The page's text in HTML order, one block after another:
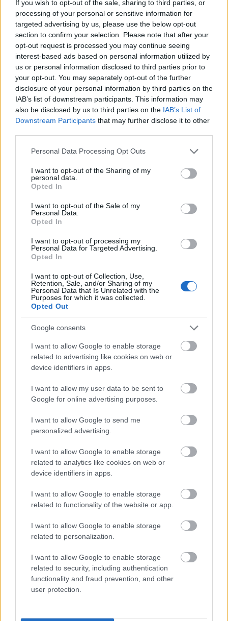
If you wish to opt-out of the sale, sharing to third parties, or
processing of your personal or sensitive information for
targeted advertising by us, please use the below opt-out
section to confirm your selection. Please note that after your
opt-out request is processed you may continue seeing
interest-based ads based on personal information utilized by
us or personal information disclosed to third parties prior to
your opt-out. You may separately opt-out of the further
disclosure of your personal information by third parties on the
IAB’s list of downstream participants. This information may
also be disclosed by us to third parties on the IAB’s List of
Downstream Participants that may further disclose it to other
Please note that this website/app uses one or more Google
not limited to your visit or usage behaviour. You may click to
grant or deny consent to Google and its third-party tags to
use your data for below specified purposes in below Google
consent section.
Personal Data Processing Opt Outs
I want to opt-out of the Sharing of my
personal data.
Opted In
I want to opt-out of the Sale of my
Personal Data.
Opted In
I want to opt-out of processing my
Personal Data for Targeted Advertising.
Opted In
I want to opt-out of Collection, Use,
Retention, Sale, and/or Sharing of my
Personal Data that Is Unrelated with the
Purposes for which it was collected.
Opted Out
Google consents
I want to allow Google to enable storage
related to advertising like cookies on web or
device identifiers in apps.
I want to allow my user data to be sent to
Google for online advertising purposes.
I want to allow Google to send me
personalized advertising.
I want to allow Google to enable storage
related to analytics like cookies on web or
device identifiers in apps.
I want to allow Google to enable storage
related to functionality of the website or app.
I want to allow Google to enable storage
related to personalization.
I want to allow Google to enable storage
related to security, including authentication
functionality and fraud prevention, and other
user protection.
podrían ser titulares.
De Paul y Lino, prácticamente descartados
El Atlético se ha ejercitado este viernes con las ausencias
de Samu Lino y Rodrigo de Paul, quienes siguen
recuperándose de sus lesiones musculares y, salvo
sorpresa, serán baja para el encuentro del lunes ante el
Real Valladolid.
Oblak, Llorente, Lenglet, Giménez, Javi Galán, Koke,
Herzog, fuera de la convocatoria
Las Palmas se mide esta jornada al Getafe en un partido en
el que Diego Martínez se juega el puesto. El técnico de los
ha dejado fuera de la convocatoria a Herzog, titular en los
cuatro últimos encuentros.
Consejos: tres futbolistas a comprar y uno a vender
antes de empezar la jornada 31
precio, una inversión futura, un
crack barato al que comprar y una
venta obligada antes de empezar
Djené, recuperado
El Getafe se enfrentará mañana sábado a Las Palmas en un
a disposición. Djené, quien no jugó contra el Valladolid por
unas molestias, está recuperado y podría volver al once
azulón.
Cuatro lesionados en el Mallorca
El Mallorca tiene cuatro bajas por lesión para visitar a la
Real Sociedad y que causan baja en la convocatoria:
tendrán una oportunidad como titular debido a las bajas en
el ataque.
Bryan Zaragoza sigue de baja
Osasuna se enfrentará esta jornada al Girona con la baja